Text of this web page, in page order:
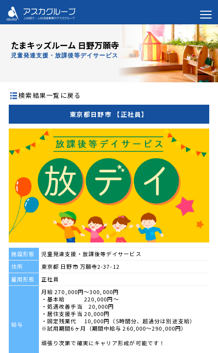
たまキッズルーム 日野万願寺
児童発達支援・放課後等デイサービス
検索結果一覧に戻る
東京都日野市 【正社員】
施設形態
児童発達支援・放課後等デイサービス
住所
東京都 日野市 万願寺2-37-12
雇用形態
正社員
給与
月給 270,000円～300,000円
・基本給 220,000円～
・処遇改善手当 20,000円
・居住支援手当 20,000円
・固定残業代 10,000円（5時間分、超過分は別途支給）
※試用期間6ヶ月（期間中給与 260,000～290,000円）
頑張り次第で確実にキャリア形成が可能です！